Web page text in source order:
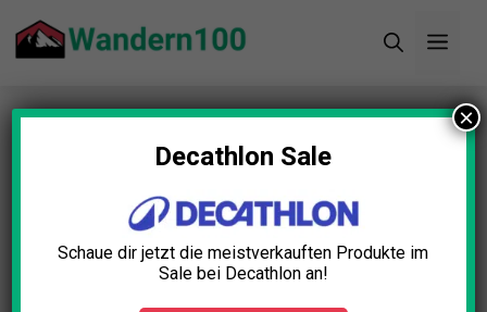
Inhalt
Startseite»Blog»Campingstuhl Rückenlehne
Test: Die 5 besten (Bestenliste)
Campingstuhl Rückenlehne
Test: Die 5 besten
(Bestenliste)
Decathlon Sale
Schaue dir jetzt die meistverkauften Produkte im
Sale bei Decathlon an!
×